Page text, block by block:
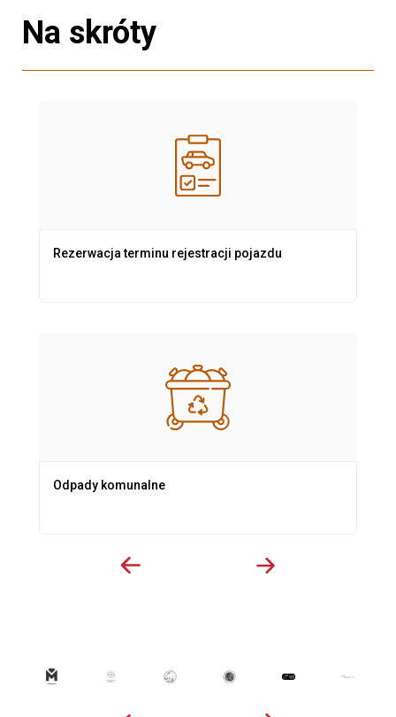
Na skróty
Rezerwacja terminu rejestracji pojazdu
Odpady komunalne